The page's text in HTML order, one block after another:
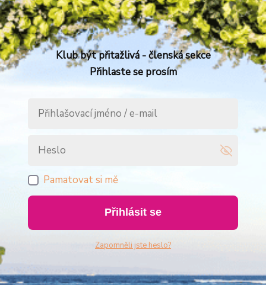
Klub být přitažlivá - členská sekce
Přihlaste se prosím
Pamatovat si mě
Přihlásit se
Zapomněli jste heslo?